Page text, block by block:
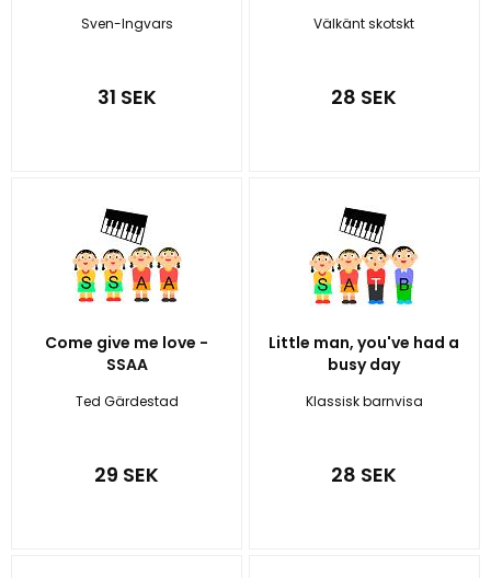
Sven-Ingvars
31 SEK
Välkänt skotskt
28 SEK
Come give me love -
SSAA
Ted Gärdestad
29 SEK
Little man, you've had a
busy day
Klassisk barnvisa
28 SEK